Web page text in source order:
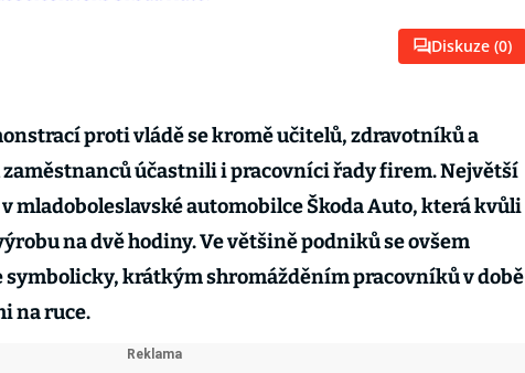
Diskuze (0)
proti vládě se kromě učitelů, zdravotníků a
účastnili i pracovníci řady firem. Největší
mladoboleslavské automobilce Škoda Auto, která kvůli
na dvě hodiny. Ve většině podniků se ovšem
symbolicky, krátkým shromážděním pracovníků v době
na ruce.